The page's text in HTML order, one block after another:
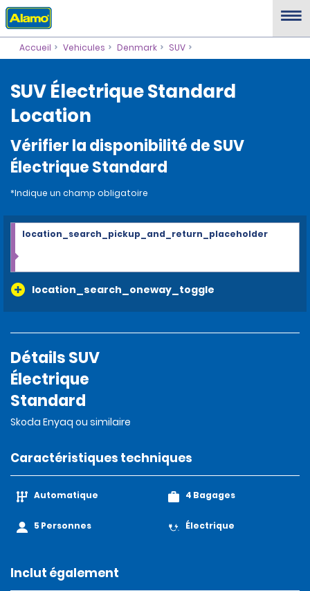
Accueil Vehicules Denmark SUV
SUV Électrique Standard
Location
Vérifier la disponibilité de SUV
Électrique Standard
*Indique un champ obligatoire
location_search_oneway_toggle
location_search_pickup_and_return_placeholder
Détails SUV
Électrique
Standard
Skoda Enyaq ou similaire
Caractéristiques techniques
Automatique
5 Personnes
4 Bagages
Électrique
Inclut également